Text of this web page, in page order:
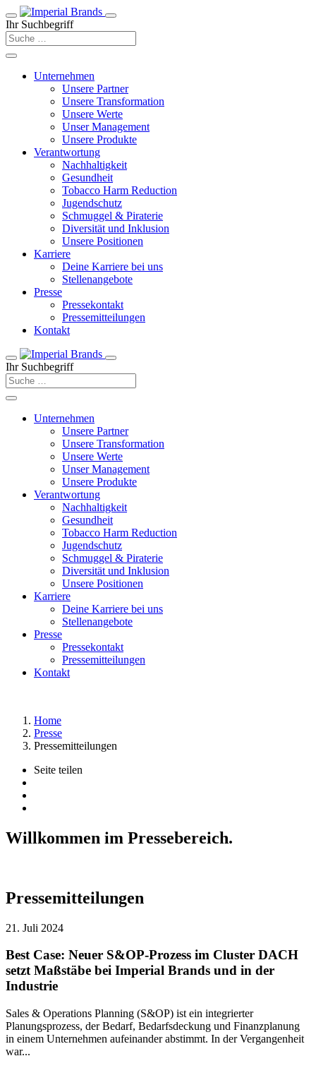
Ihr Suchbegriff
Unternehmen
Unsere Partner
Unsere Transformation
Unsere Werte
Unser Management
Unsere Produkte
Verantwortung
Nachhaltigkeit
Gesundheit
Tobacco Harm Reduction
Jugendschutz
Schmuggel & Piraterie
Diversität und Inklusion
Unsere Positionen
Karriere
Deine Karriere bei uns
Stellenangebote
Presse
Pressekontakt
Pressemitteilungen
Kontakt
Ihr Suchbegriff
Unternehmen
Unsere Partner
Unsere Transformation
Unsere Werte
Unser Management
Unsere Produkte
Verantwortung
Nachhaltigkeit
Gesundheit
Tobacco Harm Reduction
Jugendschutz
Schmuggel & Piraterie
Diversität und Inklusion
Unsere Positionen
Karriere
Deine Karriere bei uns
Stellenangebote
Presse
Pressekontakt
Pressemitteilungen
Kontakt
Home
Presse
Pressemitteilungen
Seite teilen
Willkommen im Pressebereich.
Pressemitteilungen
21. Juli 2024
Best Case: Neuer S&OP-Prozess im Cluster DACH
setzt Maßstäbe bei Imperial Brands und in der
Industrie
Sales & Operations Planning (S&OP) ist ein integrierter
Planungsprozess, der Bedarf, Bedarfsdeckung und Finanzplanung
in einem Unternehmen aufeinander abstimmt. In der Vergangenheit
war...